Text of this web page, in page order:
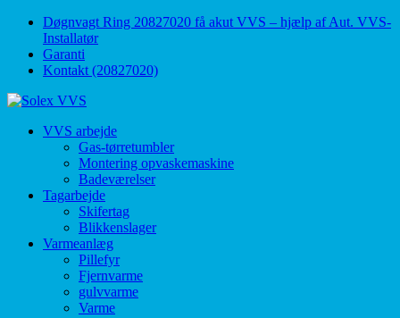
Main
Døgnvagt Ring 20827020 få akut VVS – hjælp af Aut. VVS-
Installatør
Garanti
Kontakt (20827020)
VVS arbejde
Gas-tørretumbler
Montering opvaskemaskine
Badeværelser
Tagarbejde
Skifertag
Blikkenslager
Varmeanlæg
Pillefyr
Fjernvarme
gulvvarme
Varme